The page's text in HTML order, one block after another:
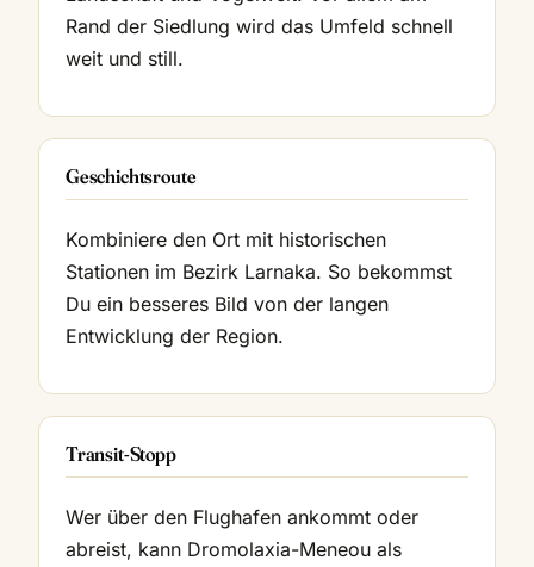
Rand der Siedlung wird das Umfeld schnell
weit und still.
Geschichtsroute
Kombiniere den Ort mit historischen
Stationen im Bezirk Larnaka. So bekommst
Du ein besseres Bild von der langen
Entwicklung der Region.
Transit-Stopp
Wer über den Flughafen ankommt oder
abreist, kann Dromolaxia-Meneou als